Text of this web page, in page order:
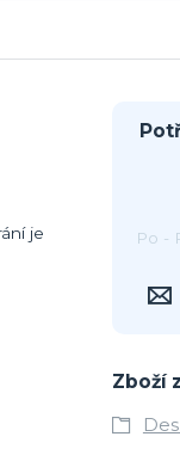
je
Po -
Zboží